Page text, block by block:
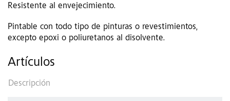
Resistente al envejecimiento.
Pintable con todo tipo de pinturas o revestimientos,
excepto epoxi o poliuretanos al disolvente.
Artículos
Descripción